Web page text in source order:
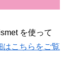
を使って
はこちらをご覧